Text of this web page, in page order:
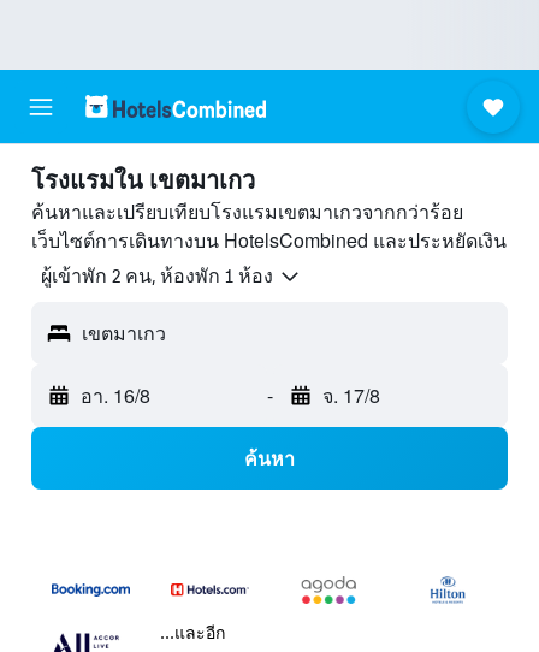
โรงแรมใน เขตมาเกว
ค้นหาและเปรียบเทียบโรงแรมเขตมาเกวจากกว่าร้อย
เว็บไซต์การเดินทางบน HotelsCombined และประหยัดเงิน
ผู้เข้าพัก 2 คน, ห้องพัก 1 ห้อง
เขตมาเกว
อา. 16/8 - จ. 17/8
ค้นหา
...และอีก